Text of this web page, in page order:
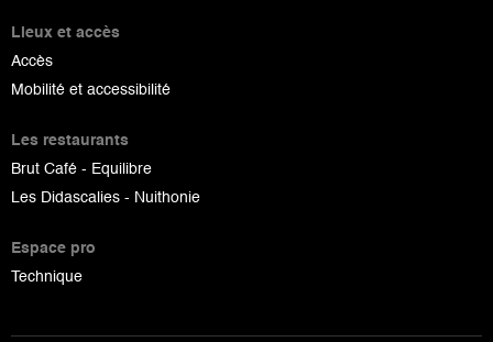
Lieux et accès
Accès
Mobilité et accessibilité
Les restaurants
Brut Café - Equilibre
Les Didascalies - Nuithonie
Espace pro
Technique